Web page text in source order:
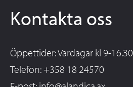
Kontakta oss
Öppettider: Vardagar kl 9-16.30
Telefon: +358 18 24570